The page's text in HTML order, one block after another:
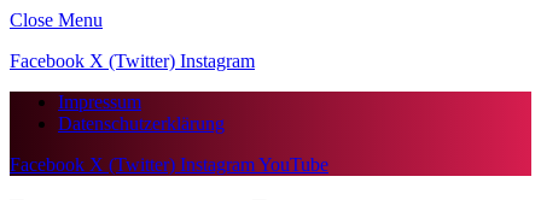
Close Menu
Facebook X (Twitter) Instagram
Impressum
Datenschutzerklärung
Facebook X (Twitter) InstagramYouTube